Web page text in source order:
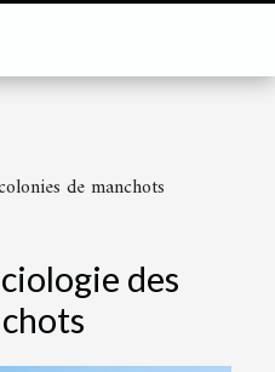
de manchots
des